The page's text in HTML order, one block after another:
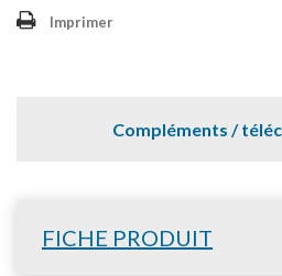
Imprimer
Compléments /
FICHE PRODUIT